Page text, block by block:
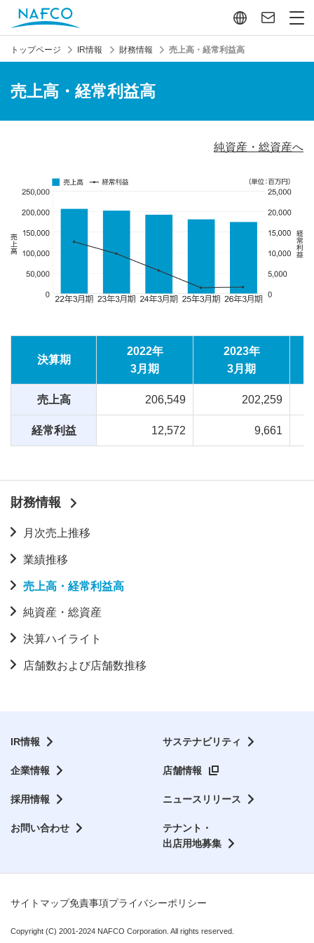
トップページ IR情報 財務情報 売上高・経常利益高
売上高・経常利益高
純資産・総資産へ
決算期
2022年
3月期
2023年
3月期
売上高 206,549 202,259
経常利益 12,572 9,661
財務情報
月次売上推移
業績推移
売上高・経常利益高
純資産・総資産
決算ハイライト
店舗数および店舗数推移
IR情報 サステナビリティ
企業情報 店舗情報
採用情報 ニュースリリース
お問い合わせ
テナント・
出店用地募集
サイトマップ免責事項プライバシーポリシー
Copyright (C) 2001-2024 NAFCO Corporation. All rights reserved.